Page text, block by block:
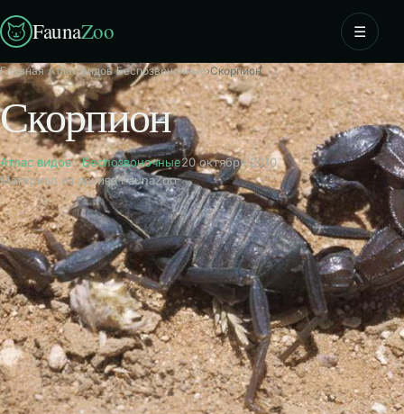
FaunaZoo ☰
Главная›Атлас видов›Беспозвоночные›Скорпион
Скорпион
Атлас видов·Беспозвоночные20 октября 2010
Материал из архива FaunaZoo